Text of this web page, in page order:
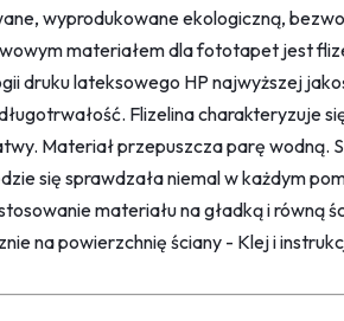
wyprodukowane ekologiczną,
materiałem dla fototapet jest
druku lateksowego HP najwyższej
Flizelina charakteryzuje
Materiał przepuszcza parę wodną.
się sprawdzała niemal w każdym
materiału na gładką i równą
na powierzchnię ściany - Klej i